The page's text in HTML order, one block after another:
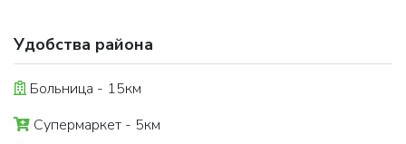
Удобства района
Больница - 15км
Супермаркет - 5км